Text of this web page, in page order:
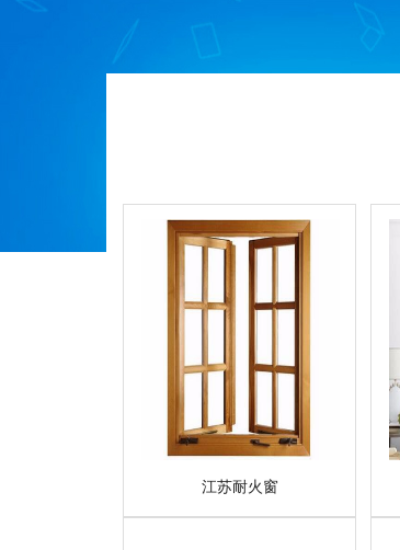
江苏耐火窗